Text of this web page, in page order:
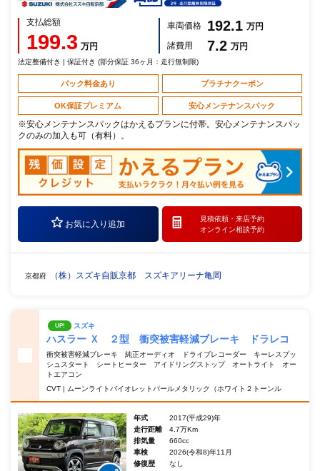
支払総額
199.3 万円
車両価格 192.1 万円
諸費用
7.2 万円
法定整備付き | 保証付き (部分保証 36ヶ月：走行無制限)
パック料金あり プラチナクーポン
OK保証プレミアム 安心メンテナンスパック
※安心メンテナンスパックはかえるプランに付帯。安心メンテナンスパッ
クのみの加入も可（有料）。
お気に入り追加
見積依頼・ 来店予約
オンライン相談予約
京都府 （株）スズキ自販京都 スズキアリーナ亀岡
UP! スズキ
ハスラー Ｘ ２型 衝突被害軽減ブレーキ ドラレコ
衝突被害軽減ブレーキ 純正オーディオ ドライブレコーダー キーレスプッ
シュスタート シートヒーター アイドリングストップ オートライト オー
トエアコン
CVT | ムーンライトバイオレットパールメタリック（ホワイト２トーンル
年式
2017(平成29)年
走行距離
4.7万Km
排気量
660cc
車検
2026(令和8)年11月
修復歴
なし